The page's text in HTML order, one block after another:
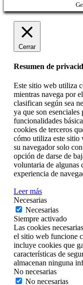
Cerrar
Resumen de
Este sitio web utiliza
mientras navega por
clasifican según sea
ya que son
funcionalidades
cookies de terceros
cómo utiliza este sitio
su navegador solo
opción de darse de
voluntaria de algunas
experiencia de
Leer más
Necesarias
Necesarias
Siempre activado
Las cookies
el sitio web funcione
incluye cookies que
características de
almacenan ninguna
No necesarias
No necesarias